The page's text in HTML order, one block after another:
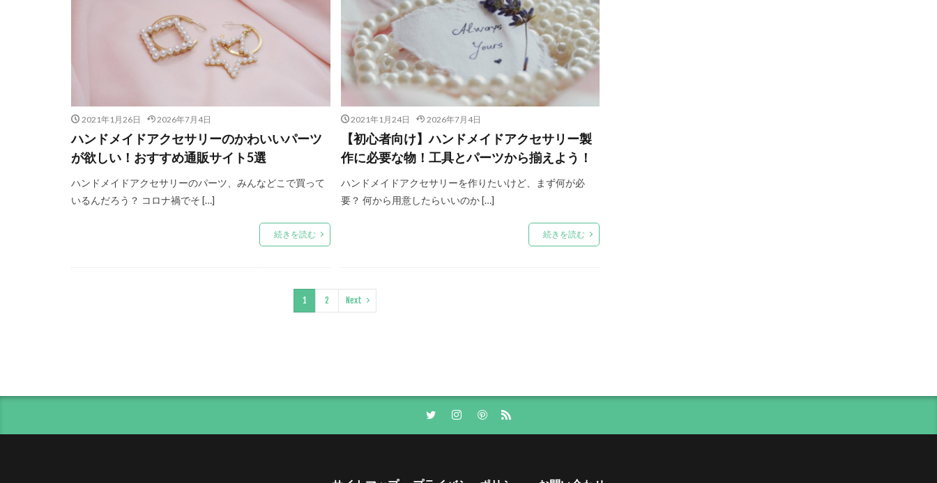
2021年1月26日 2026年7月4日
ハンドメイドアクセサリーのかわいいパーツ
が欲しい！おすすめ通販サイト5選
ハンドメイドアクセサリーのパーツ、みんなどこで買って
いるんだろう？ コロナ禍でそ […]
続きを読む
2021年1月24日 2026年7月4日
【初心者向け】ハンドメイドアクセサリー製
作に必要な物！工具とパーツから揃えよう！
ハンドメイドアクセサリーを作りたいけど、まず何が必
要？ 何から用意したらいいのか […]
続きを読む
1 2 Next